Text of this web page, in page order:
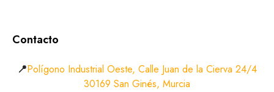
Contacto
📍Polígono Industrial Oeste, Calle Juan de la Cierva 24/4
30169 San Ginés, Murcia